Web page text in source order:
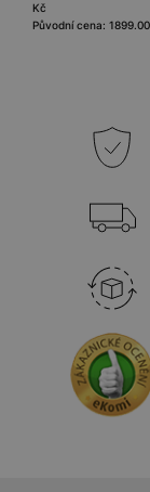
Kč
Původní cena: